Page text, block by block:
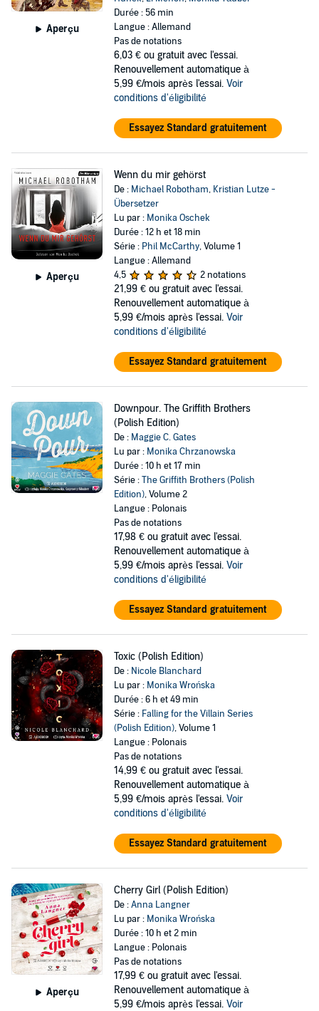
Aperçu
Durée : 56 min
Langue : Allemand
Pas de notations
6,03 € ou gratuit avec l'essai.
Renouvellement automatique à
5,99 €/mois après l'essai. Voir
conditions d'éligibilité
Essayez Standard gratuitement
Aperçu
Wenn du mir gehörst
De : Michael Robotham, Kristian Lutze -
Übersetzer
Lu par : Monika Oschek
Durée : 12 h et 18 min
Série : Phil McCarthy, Volume 1
Langue : Allemand
4,5
2 notations
21,99 € ou gratuit avec l'essai.
Renouvellement automatique à
5,99 €/mois après l'essai. Voir
conditions d'éligibilité
Essayez Standard gratuitement
Downpour. The Griffith Brothers
(Polish Edition)
De : Maggie C. Gates
Lu par : Monika Chrzanowska
Durée : 10 h et 17 min
Série :The Griffith Brothers (Polish
Edition), Volume 2
Langue : Polonais
Pas de notations
17,98 € ou gratuit avec l'essai.
Renouvellement automatique à
5,99 €/mois après l'essai. Voir
conditions d'éligibilité
Essayez Standard gratuitement
Toxic (Polish Edition)
De : Nicole Blanchard
Lu par : Monika Wrońska
Durée : 6 h et 49 min
Série : Falling for the Villain Series
(Polish Edition), Volume 1
Langue : Polonais
Pas de notations
14,99 € ou gratuit avec l'essai.
Renouvellement automatique à
5,99 €/mois après l'essai. Voir
conditions d'éligibilité
Essayez Standard gratuitement
Aperçu
Cherry Girl (Polish Edition)
De :Anna Langner
Lu par : Monika Wrońska
Durée : 10 h et 2 min
Langue : Polonais
Pas de notations
17,99 € ou gratuit avec l'essai.
Renouvellement automatique à
5,99 €/mois après l'essai. Voir